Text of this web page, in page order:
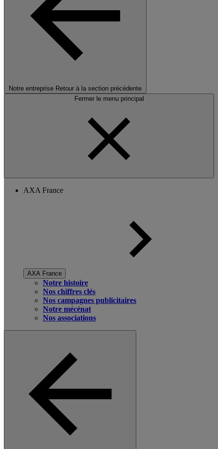
Notre entreprise Retour à la section précédente
Fermer le menu principal
AXA France
AXA France
Notre histoire
Nos chiffres clés
Nos campagnes publicitaires
Notre mécénat
Nos associations